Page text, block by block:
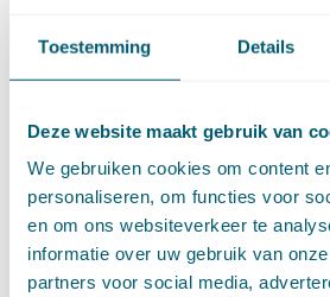
Toestemming Details
Deze website maakt gebruik van
We gebruiken cookies om content
personaliseren, om functies voor
en om ons websiteverkeer te
informatie over uw gebruik van
partners voor social media,
september (4)
augustus (7)
juli (4)
mei (6)
april (11)
maart (14)
februari (11)
januari (15)
2020 (154)
december (6)
november (14)
oktober (14)
september (8)